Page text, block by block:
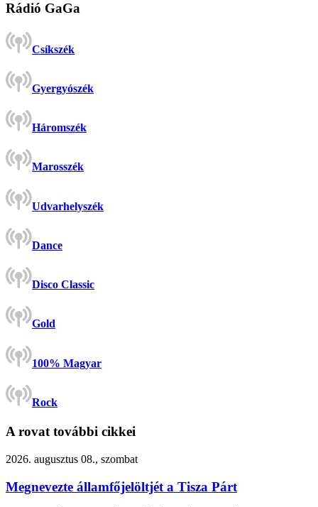
Rádió GaGa
Csíkszék
Gyergyószék
Háromszék
Marosszék
Udvarhelyszék
Dance
Disco Classic
Gold
100% Magyar
Rock
A rovat további cikkei
2026. augusztus 08., szombat
Megnevezte államfőjelöltjét a Tisza Párt